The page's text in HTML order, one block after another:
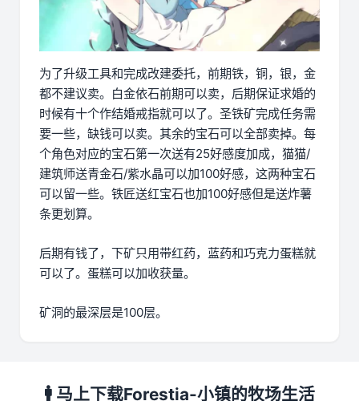
为了升级工具和完成改建委托，前期铁，铜，银，金
都不建议卖。白金依石前期可以卖，后期保证求婚的
时候有十个作结婚戒指就可以了。圣铁矿完成任务需
要一些，缺钱可以卖。其余的宝石可以全部卖掉。每
个角色对应的宝石第一次送有25好感度加成，猫猫/
建筑师送青金石/紫水晶可以加100好感，这两种宝石
可以留一些。铁匠送红宝石也加100好感但是送炸薯
条更划算。
后期有钱了，下矿只用带红药，蓝药和巧克力蛋糕就
可以了。蛋糕可以加收获量。
矿洞的最深层是100层。
🚹 马上下载Forestia-小镇的牧场生活